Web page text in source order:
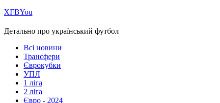
ХFBYou
Детально про український футбол
Всі новини
Трансфери
Єврокубки
УПЛ
1 ліга
2 ліга
Євро - 2024